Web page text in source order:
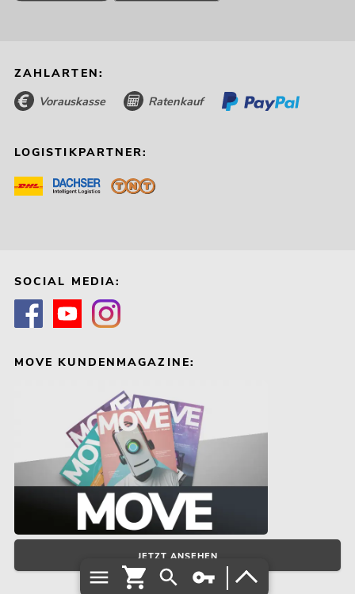
ZAHLARTEN:
Vorauskasse Ratenkauf
LOGISTIKPARTNER:
SOCIAL MEDIA:
MOVE KUNDENMAGAZINE:
JETZT ANSEHEN